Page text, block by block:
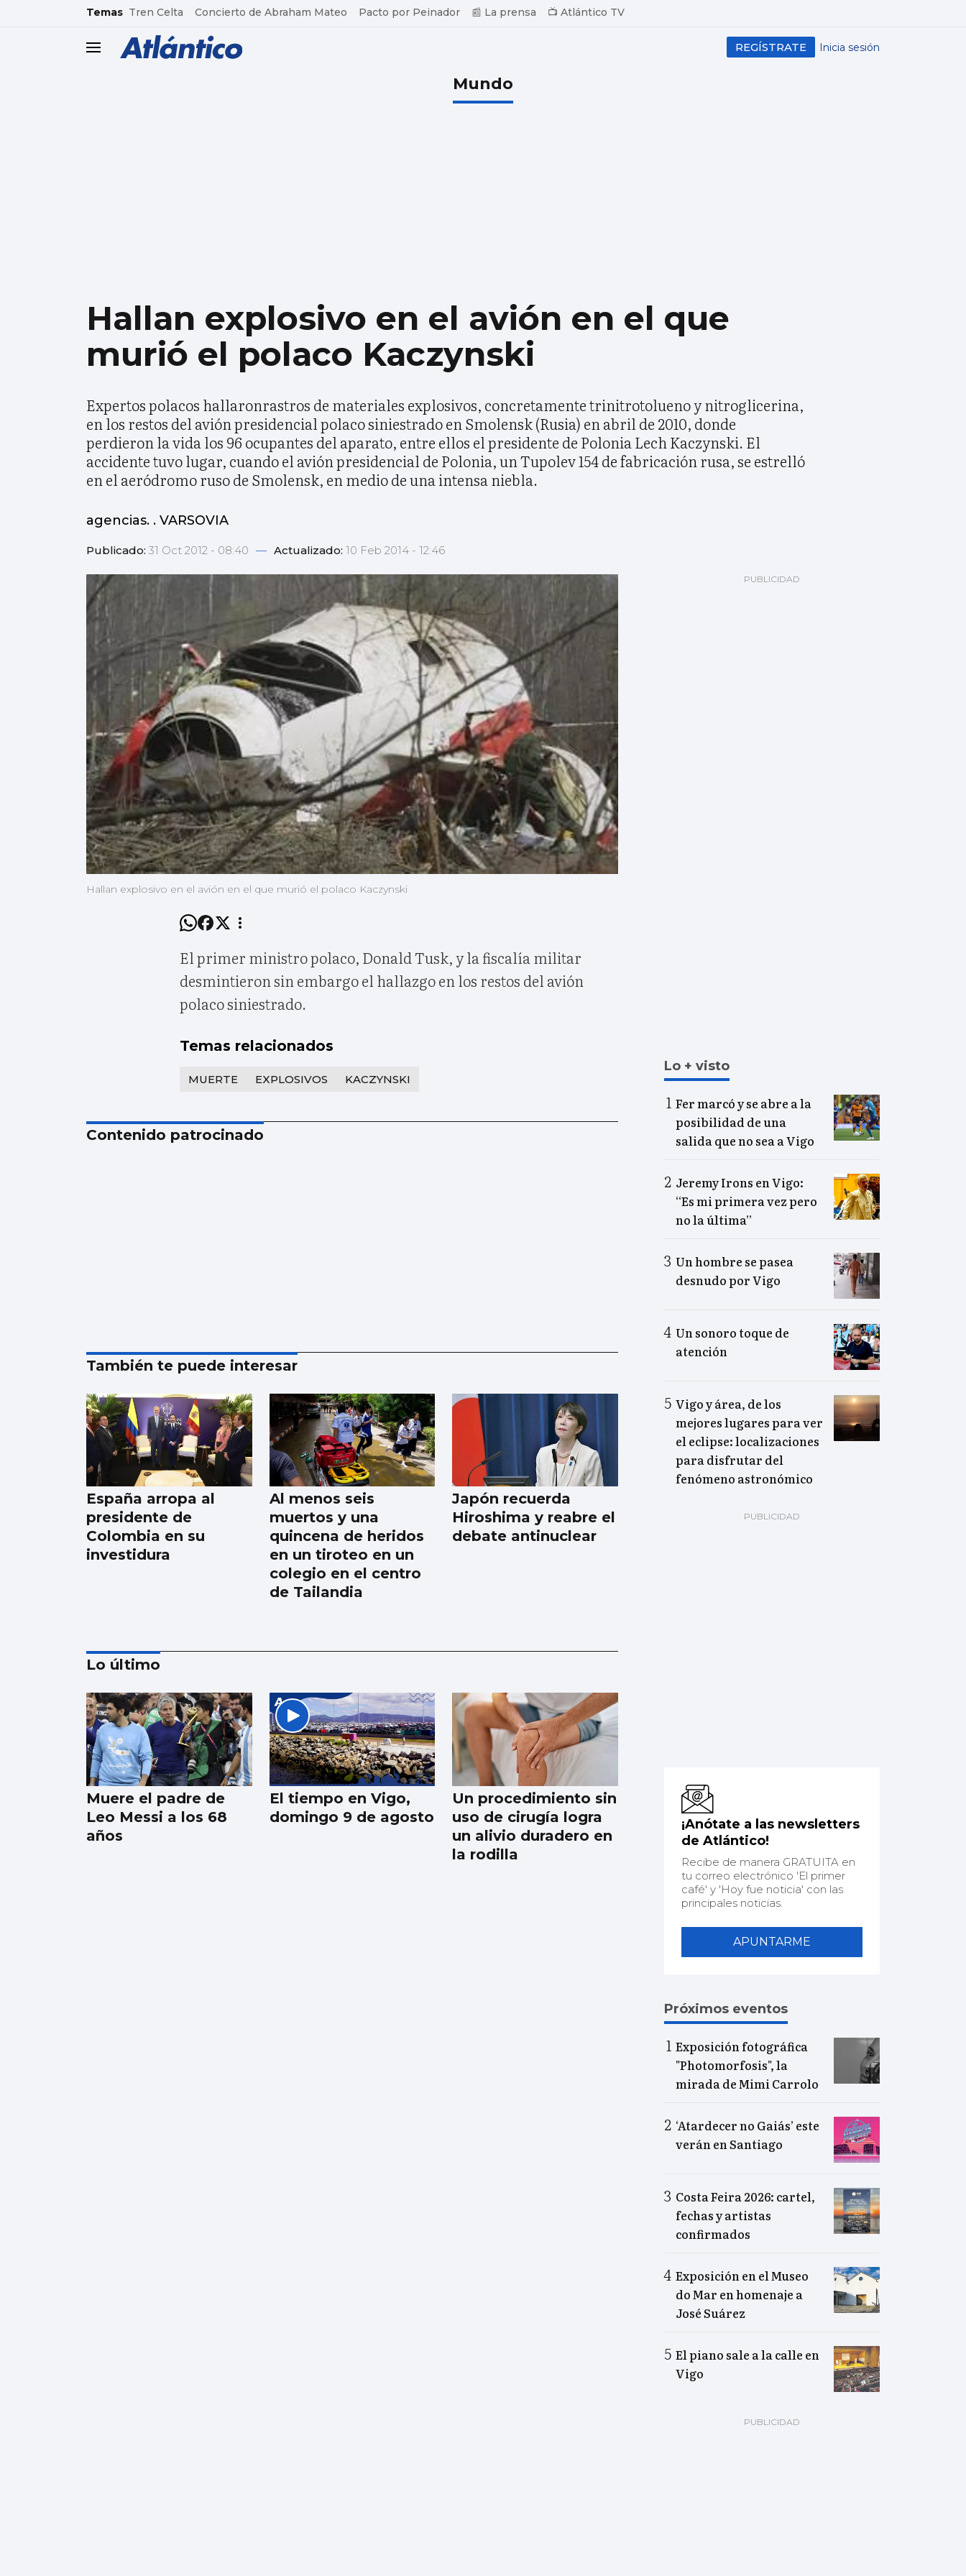
common.go-to-content
Temas Tren Celta Concierto de Abraham Mateo Pacto por Peinador 📰 La prensa 📺 Atlántico TV
header.menu.open Inicia sesión
REGÍSTRATE
Mundo
Hallan explosivo en el avión en el que
murió el polaco Kaczynski
Expertos polacos hallaronrastros de materiales explosivos, concretamente trinitrotolueno y nitroglicerina,
en los restos del avión presidencial polaco siniestrado en Smolensk (Rusia) en abril de 2010, donde
perdieron la vida los 96 ocupantes del aparato, entre ellos el presidente de Polonia Lech Kaczynski. El
accidente tuvo lugar, cuando el avión presidencial de Polonia, un Tupolev 154 de fabricación rusa, se estrelló
en el aeródromo ruso de Smolensk, en medio de una intensa niebla.
agencias. . VARSOVIA
Publicado: 31 Oct 2012 - 08:40 — Actualizado: 10 Feb 2014 - 12:46
Hallan explosivo en el avión en el que murió el polaco Kaczynski
El primer ministro polaco, Donald Tusk, y la fiscalía militar
desmintieron sin embargo el hallazgo en los restos del avión
polaco siniestrado.
Temas relacionados
MUERTE EXPLOSIVOS KACZYNSKI
Contenido patrocinado
También te puede interesar
España arropa al
presidente de
Colombia en su
investidura
Al menos seis
muertos y una
quincena de heridos
en un tiroteo en un
colegio en el centro
de Tailandia
Japón recuerda
Hiroshima y reabre el
debate antinuclear
Trump amenaza con
un golpe “muy duro”
si Ormuz no abre
Lo último
Muere el padre de
Leo Messi a los 68
años
El tiempo en Vigo,
domingo 9 de agosto
Un procedimiento sin
uso de cirugía logra
un alivio duradero en
la rodilla
Lo + visto
Fer marcó y se abre a la
posibilidad de una
salida que no sea a Vigo
Jeremy Irons en Vigo:
“Es mi primera vez pero
no la última”
Un hombre se pasea
desnudo por Vigo
Un sonoro toque de
atención
Vigo y área, de los
mejores lugares para ver
el eclipse: localizaciones
para disfrutar del
fenómeno astronómico
¡Anótate a las newsletters
de Atlántico!
Recibe de manera GRATUITA en
tu correo electrónico 'El primer
café' y 'Hoy fue noticia' con las
principales noticias.
APUNTARME
Próximos eventos
Exposición fotográfica
"Photomorfosis", la
mirada de Mimi Carrolo
‘Atardecer no Gaiás’ este
verán en Santiago
Costa Feira 2026: cartel,
fechas y artistas
confirmados
Exposición en el Museo
do Mar en homenaje a
José Suárez
El piano sale a la calle en
Vigo